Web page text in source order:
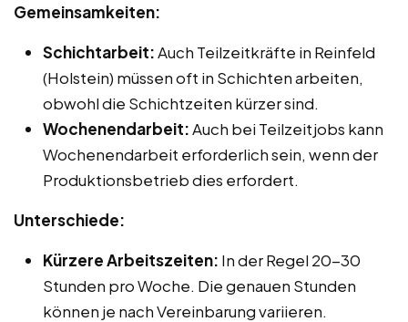
Gemeinsamkeiten:
Schichtarbeit:Auch Teilzeitkräfte in Reinfeld
(Holstein) müssen oft in Schichten arbeiten,
obwohl die Schichtzeiten kürzer sind.
Wochenendarbeit:Auch bei Teilzeitjobs kann
Wochenendarbeit erforderlich sein, wenn der
Produktionsbetrieb dies erfordert.
Unterschiede:
Kürzere Arbeitszeiten: In der Regel 20-30
Stunden pro Woche. Die genauen Stunden
können je nach Vereinbarung variieren.